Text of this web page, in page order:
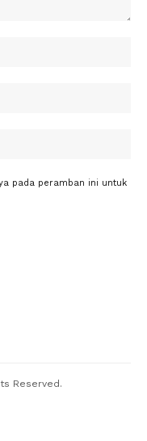
pada peramban ini untuk
Reserved.